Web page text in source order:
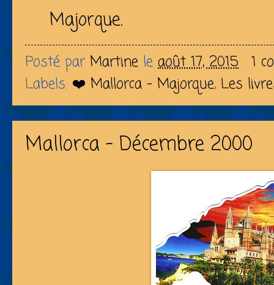
Majorque.
Posté par Martine le août 17, 2015
1
Labels: ❤️ Mallorca - Majorque, Les
Mallorca - Décembre 2000